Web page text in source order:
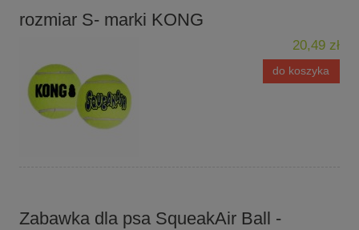
rozmiar S- marki KONG
20,49 zł
do koszyka
Zabawka dla psa SqueakAir Ball -